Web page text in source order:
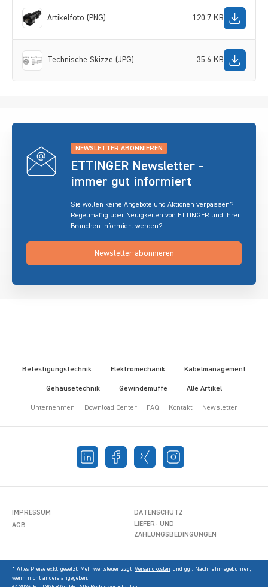
Artikelfoto (PNG) 120.7 KB
Technische Skizze (JPG) 35.6 KB
NEWSLETTER ABONNIEREN
ETTINGER Newsletter -
immer gut informiert
Sie wollen keine Angebote und Aktionen verpassen?
Regelmäßig über Neuigkeiten von ETTINGER und Ihrer
Branchen informiert werden?
Newsletter abonnieren
Befestigungstechnik Elektromechanik Kabelmanagement
Gehäusetechnik Gewindemuffe Alle Artikel
Unternehmen Download Center FAQ Kontakt Newsletter
IMPRESSUM
DATENSCHUTZ
AGB
LIEFER- UND
ZAHLUNGSBEDINGUNGEN
* Alles Preise exkl. gesetzl. Mehrwertsteuer zzgl. Versandkosten und ggf. Nachnahmegebühren,
wenn nicht anders angegeben.